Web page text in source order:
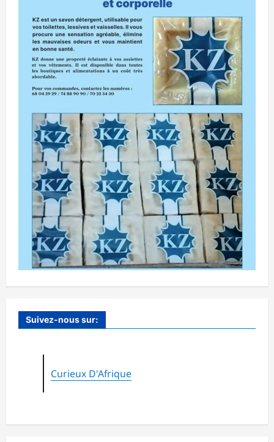
Suivez-nous sur:
Curieux D'Afrique